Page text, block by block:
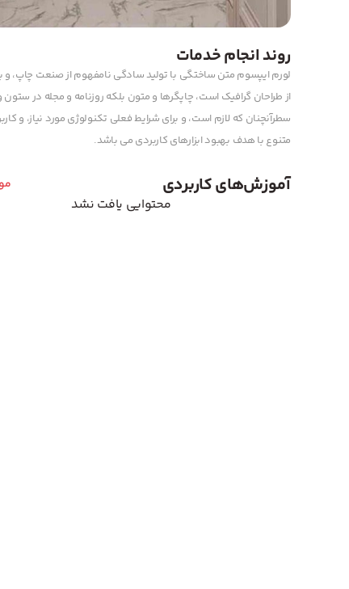
روند انجام خدمات
لورم ایپسوم متن ساختگی با تولید سادگی نامفهوم از صنعت چاپ، و
از طراحان گرافیک است، چاپگرها و متون بلکه روزنامه و مجله در ستون
سطرآنچنان که لازم است، و برای شرایط فعلی تکنولوژی مورد نیاز، و
متنوع با هدف بهبود ابزارهای کاربردی می باشد.
آموزش‌های کاربردی
محتوایی یافت نشد